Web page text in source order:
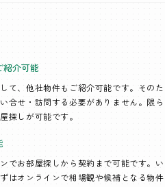
紹介可能
て、他社物件もご紹介可能です。そのた
合せ・訪問する必要がありません。限ら
探しが可能です。
でお部屋探しから契約まで可能です。い
はオンラインで相場観や候補となる物件